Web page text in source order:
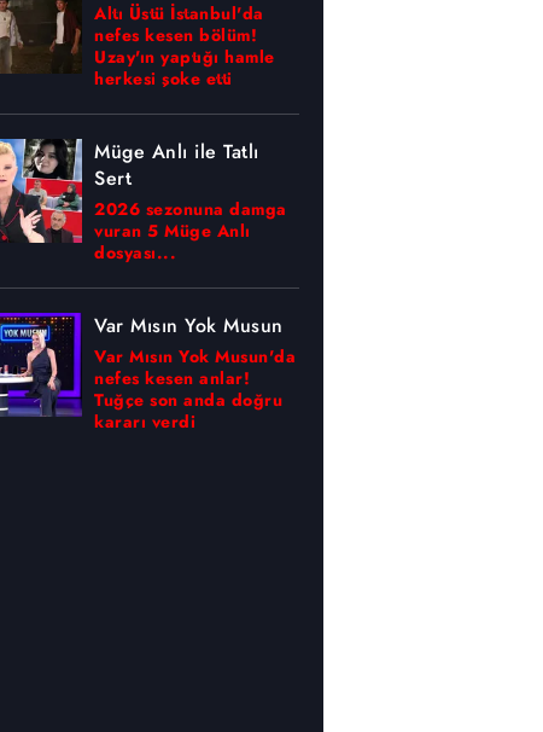
Altı Üstü İstanbul'da
nefes kesen bölüm!
Uzay'ın yaptığı hamle
herkesi şoke etti
Müge Anlı ile Tatlı
Sert
2026 sezonuna damga
vuran 5 Müge Anlı
dosyası...
Var Mısın Yok Musun
Var Mısın Yok Musun'da
nefes kesen anlar!
Tuğçe son anda doğru
kararı verdi